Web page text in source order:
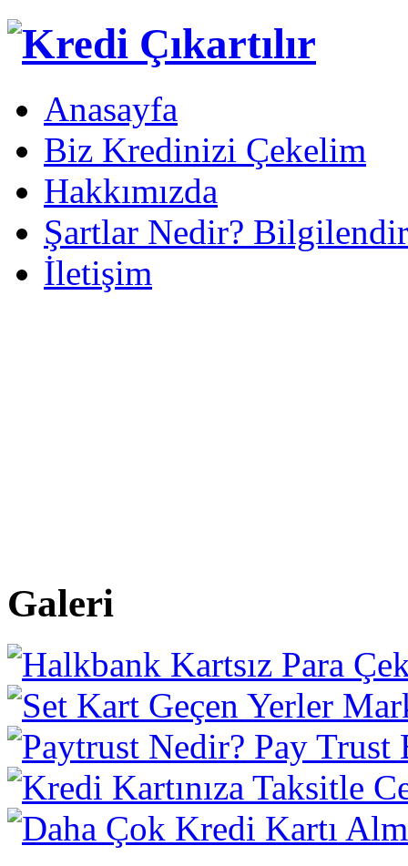
Anasayfa
Biz Kredinizi Çekelim
Hakkımızda
Şartlar Nedir?
İletişim
Galeri